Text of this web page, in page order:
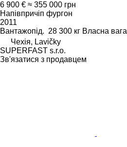
6 900 € ≈ 355 000 грн
Напівпричіп фургон
2011
Вантажопід. 28 300 кг Власна вага
Чехія, Lavičky
SUPERFAST s.r.o.
Зв'язатися з продавцем